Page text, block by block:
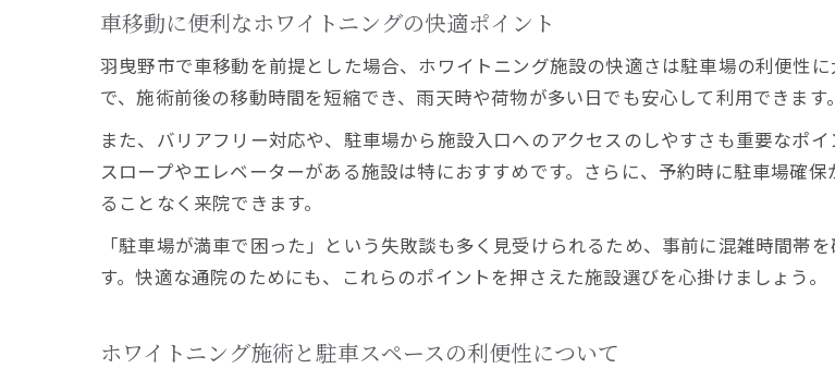
雨の日も安心な駐車場付きホワイ
荷物が多い日でも楽々通える美白
天候に左右されないホワイトニン
悪天候でもホワイトニング習慣を
駐車場完備で家族連れに優しいホ
車移動に便利なホワイトニングの快適ポイント
羽曳野市で車移動を前提とした場合、ホワイトニング施設の快適さは駐車場の利便性
で、施術前後の移動時間を短縮でき、雨天時や荷物が多い日でも安心して利用できます。
また、バリアフリー対応や、駐車場から施設入口へのアクセスのしやすさも重要なポ
スロープやエレベーターがある施設は特におすすめです。さらに、予約時に駐車場確
ることなく来院できます。
「駐車場が満車で困った」という失敗談も多く見受けられるため、事前に混雑時間帯
す。快適な通院のためにも、これらのポイントを押さえた施設選びを心掛けましょう。
ホワイトニング施術と駐車スペースの利便性について